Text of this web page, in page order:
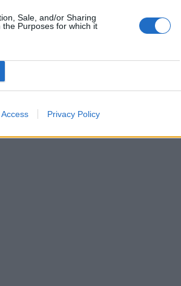
Sale, and/or Sharing
Purposes for which it
Privacy Policy
Musiienko / PAP)
Bezpieczeństwa oraz Stałej
próba zrekompensowania przez Rosję
Moskwę do podjęcia realnych
OBWE ds. Współpracy w Dziedzinie